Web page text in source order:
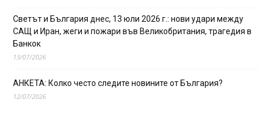
Светът и България днес, 13 юли 2026 г.: нови удари между
САЩ и Иран, жеги и пожари във Великобритания, трагедия в
Банкок
13/07/2026
АНКЕТА: Колко често следите новините от България?
12/07/2026